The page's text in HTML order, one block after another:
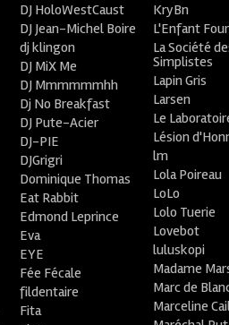
DJ HoloWestCaust
DJ Jean-Michel Boire
dj klingon
DJ MiX Me
DJ Mmmmmmhh
Dj No Breakfast
DJ Pute-Acier
DJ-PIE
DJGrigri
Dominique Thomas
Eat Rabbit
Edmond Leprince
Eva
EYE
Fée Fécale
fildentaire
Fita
KryBn
L'Enfant
La Société
Simplistes
Lapin Gris
Larsen
Le
Lésion
lm
Lola Poireau
LoLo
Lolo Tuerie
Lovebot
luluskopi
Madame
Marc de
Marceline